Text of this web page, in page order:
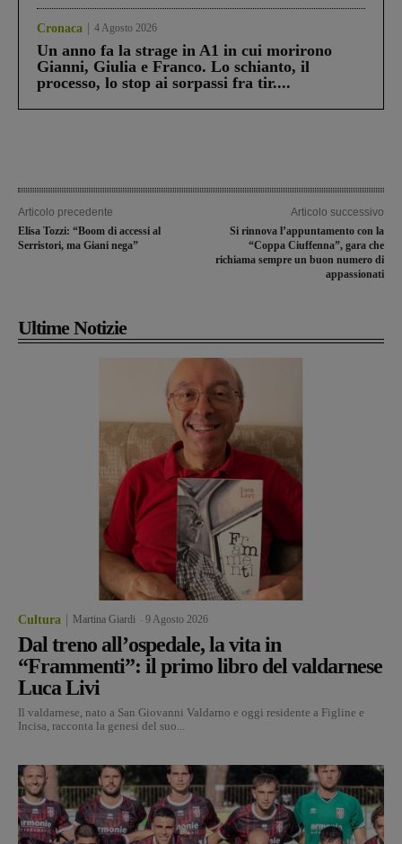
Cronaca 4 Agosto 2026
Un anno fa la strage in A1 in cui morirono
Gianni, Giulia e Franco. Lo schianto, il
processo, lo stop ai sorpassi fra tir....
Articolo precedente
Elisa Tozzi: “Boom di accessi al
Serristori, ma Giani nega”
Articolo successivo
Si rinnova l’appuntamento con la
“Coppa Ciuffenna”, gara che
richiama sempre un buon numero di
appassionati
Ultime Notizie
Cultura Martina Giardi 9 Agosto 2026
Dal treno all’ospedale, la vita in
“Frammenti”: il primo libro del valdarnese
Luca Livi
Il valdarnese, nato a San Giovanni Valdarno e oggi residente a Figline e
Incisa, racconta la genesi del suo...